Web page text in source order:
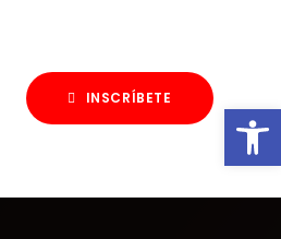
Abrir barra de herramientas
INSCRÍBETE